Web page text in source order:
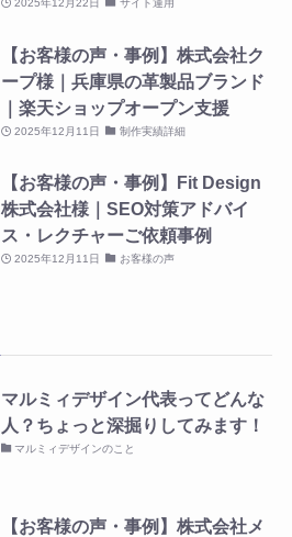
2025年12月22日 サイト運用
【お客様の声・事例】株式会社ク
ープ様｜兵庫県の革製品ブランド
｜楽天ショップオープン支援
2025年12月11日 制作実績詳細
【お客様の声・事例】Fit Design
株式会社様｜SEO対策アドバイ
ス・レクチャーご依頼事例
2025年12月11日 お客様の声
マルミィデザイン代表ってどんな
人？ちょっと深掘りしてみます！
マルミィデザインのこと
【お客様の声・事例】株式会社メ